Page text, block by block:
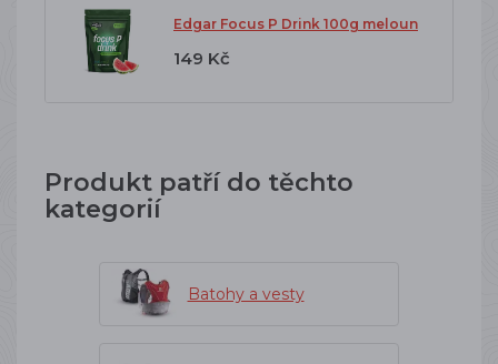
Edgar Focus P Drink 100g meloun
149 Kč
Produkt patří do těchto
kategorií
Batohy a vesty